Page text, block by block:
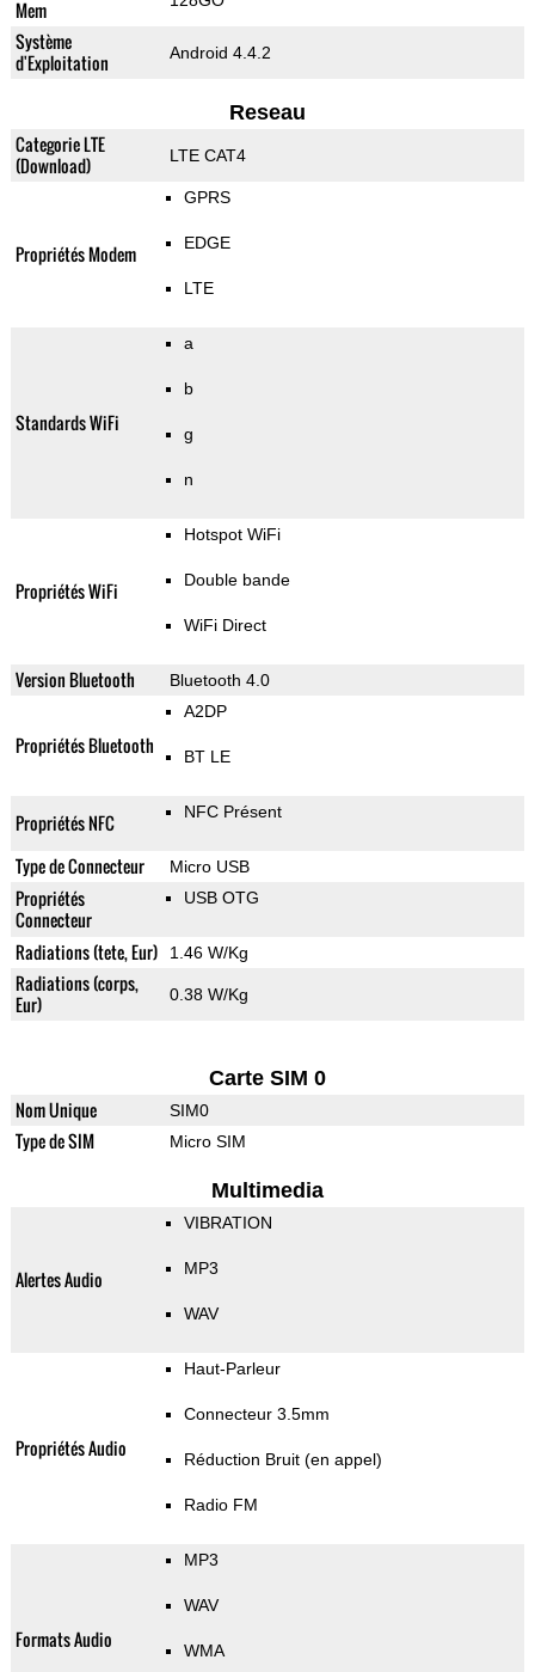
Mem
Système
d'Exploitation
Android 4.4.2
Reseau
Categorie LTE
(Download)
LTE CAT4
Propriétés Modem
GPRS
EDGE
LTE
Standards WiFi
a
b
g
n
Propriétés WiFi
Hotspot WiFi
Double bande
WiFi Direct
Version Bluetooth Bluetooth 4.0
Propriétés Bluetooth
A2DP
BT LE
Propriétés NFC NFC Présent
Type de Connecteur Micro USB
Propriétés
Connecteur
USB OTG
Radiations (tete, Eur) 1.46 W/Kg
Radiations (corps,
Eur)
0.38 W/Kg
Carte SIM 0
Nom Unique SIM0
Type de SIM Micro SIM
Multimedia
Alertes Audio
VIBRATION
MP3
WAV
Propriétés Audio
Haut-Parleur
Connecteur 3.5mm
Réduction Bruit (en appel)
Radio FM
Formats Audio
MP3
WAV
WMA